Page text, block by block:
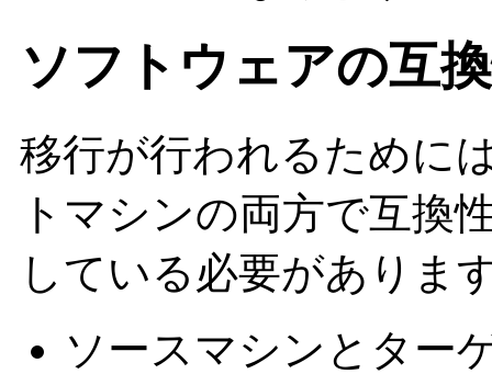
ソフトウェアの互
移行が行われるために
トマシンの両方で互換
している必要がありま
ソースマシンとター